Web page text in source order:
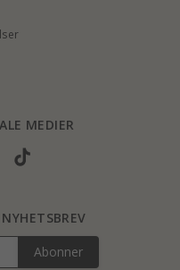
MEDIER
Abonner